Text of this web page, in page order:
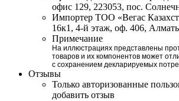
офис 129, 223053, пос.
Импортер ТОО «Вегас
16к1, 4-й этаж, оф. 406,
Примечание
На иллюстрациях представлены
товаров и их компонентов может
с сохранением декларируемых
Отзывы
Только авторизованные
добавить отзыв